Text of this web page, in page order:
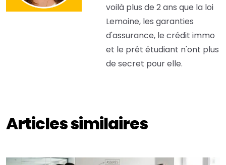
voilà plus de 2 ans que la loi
Lemoine, les garanties
d'assurance, le crédit immo
et le prêt étudiant n'ont plus
de secret pour elle.
Articles similaires